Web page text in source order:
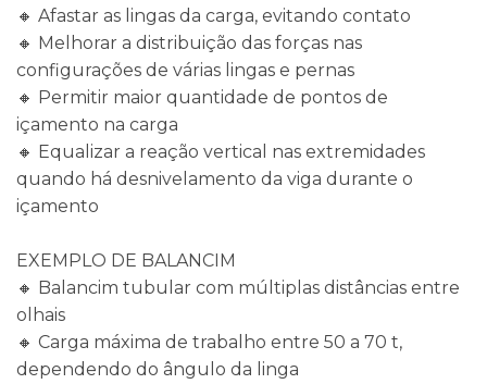
🔸 Afastar as lingas da carga, evitando contato
🔸 Melhorar a distribuição das forças nas
configurações de várias lingas e pernas
🔸 Permitir maior quantidade de pontos de
içamento na carga
🔸 Equalizar a reação vertical nas extremidades
quando há desnivelamento da viga durante o
içamento
EXEMPLO DE BALANCIM
🔸 Balancim tubular com múltiplas distâncias entre
olhais
🔸 Carga máxima de trabalho entre 50 a 70 t,
dependendo do ângulo da linga